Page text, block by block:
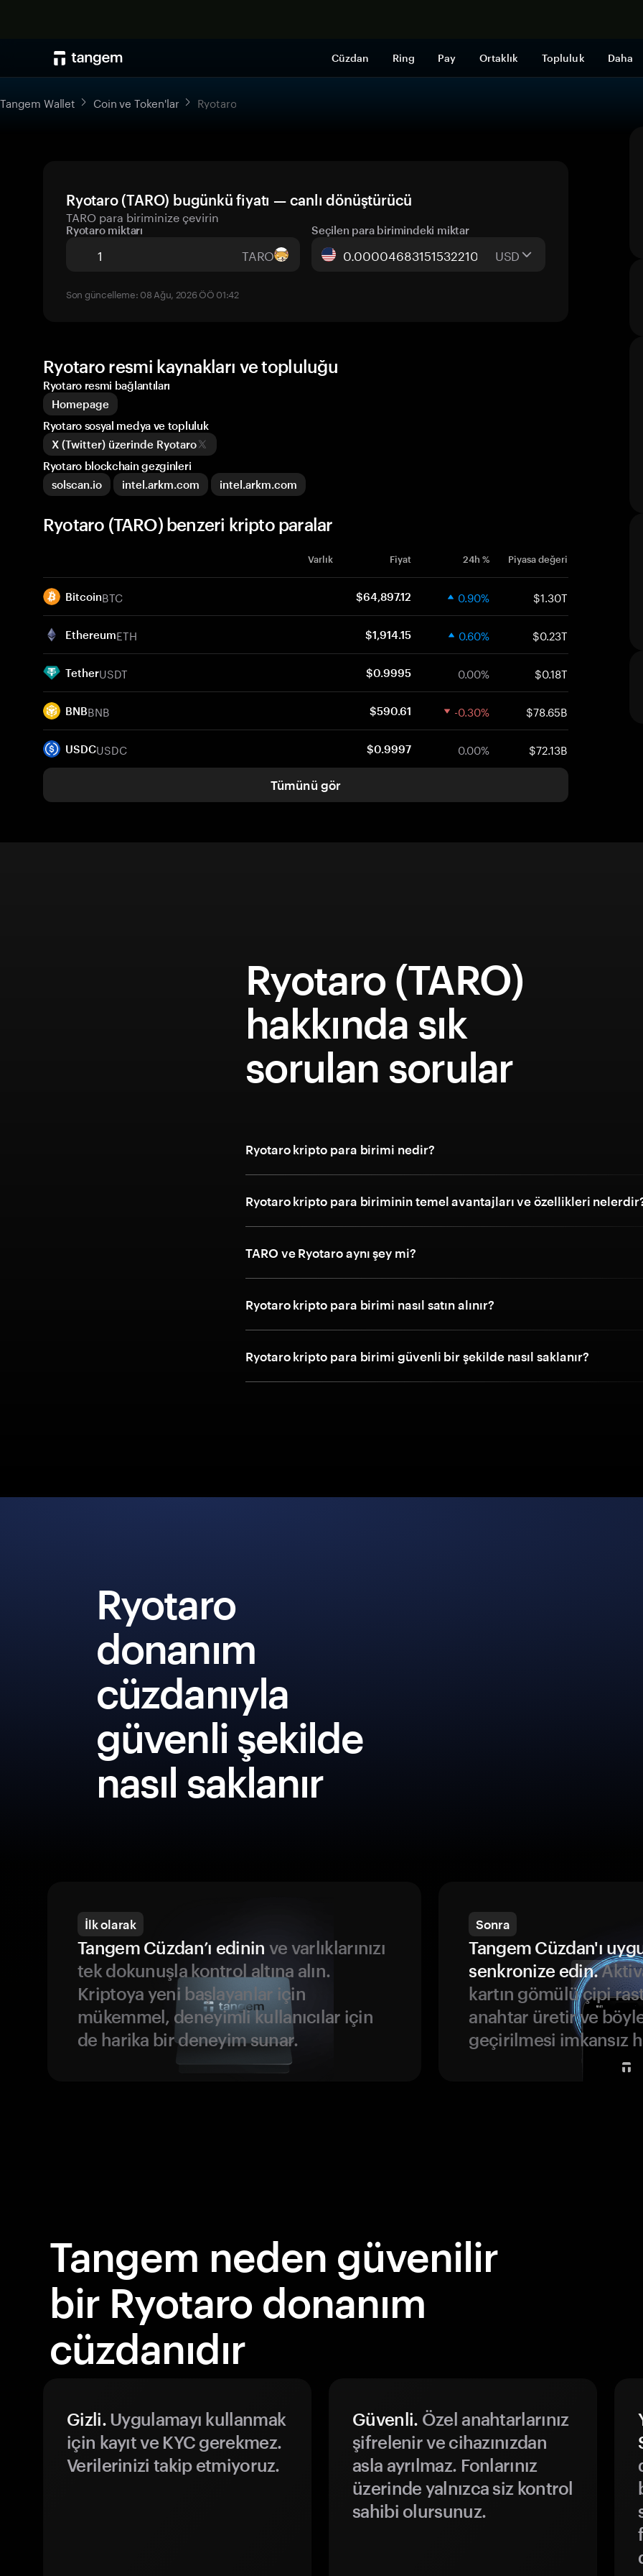
Cüzdan Ring Pay Ortaklık Topluluk Daha
Tangem Wallet Coin ve Token'lar Ryotaro
Ryotaro (TARO) bugünkü fiyatı — canlı dönüştürücü
TARO para biriminize çevirin
Ryotaro miktarı
TARO
Seçilen para birimindeki miktar
USD
Son güncelleme: 08 Ağu, 2026 ÖÖ 01:42
Ryotaro resmi kaynakları ve topluluğu
Ryotaro resmi bağlantıları
Homepage
Ryotaro sosyal medya ve topluluk
X (Twitter) üzerinde Ryotaro
Ryotaro blockchain gezginleri
solscan.io
intel.arkm.com intel.arkm.com
Ryotaro (TARO) benzeri kripto paralar
Varlık Fiyat 24h % Piyasa değeri
BitcoinBTC $64,897.12 0.90% $1.30T
EthereumETH $1,914.15 0.60% $0.23T
TetherUSDT $0.9995 0.00% $0.18T
BNBBNB $590.61 -0.30% $78.65B
USDCUSDC $0.9997 0.00% $72.13B
Tümünü gör
Ryotaro (TARO)
hakkında sık
sorulan sorular
Ryotaro kripto para birimi nedir?
Ryotaro kripto para biriminin temel avantajları ve özellikleri
TARO ve Ryotaro aynı şey mi?
Ryotaro kripto para birimi nasıl satın alınır?
Ryotaro kripto para birimi güvenli bir şekilde nasıl saklanır?
Ryotaro
donanım
cüzdanıyla
güvenli şekilde
nasıl saklanır
İlk olarak
Tangem Cüzdan’ı edinin ve varlıklarınızı
tek dokunuşla kontrol altına alın.
Kriptoya yeni başlayanlar için
mükemmel, deneyimli kullanıcılar için
de harika bir deneyim sunar.
Sonra
Tangem Cüzdan'ı
senkronize edin.
kartın gömülü çipi
anahtar üretir ve
geçirilmesi imkansız
Tangem neden güvenilir
bir Ryotaro donanım
cüzdanıdır
Gizli.Uygulamayı kullanmak
için kayıt ve KYC gerekmez.
Verilerinizi takip etmiyoruz.
Güvenli. Özel anahtarlarınız
şifrelenir ve cihazınızdan
asla ayrılmaz. Fonlarınız
üzerinde yalnızca siz kontrol
sahibi olursunuz.